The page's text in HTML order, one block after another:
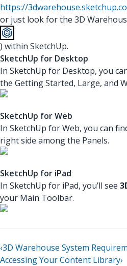
https://
or just look for the 3D
) within SketchUp.
SketchUp for Desktop
In SketchUp for Desktop, you
the Getting Started, Large, and
SketchUp for Web
In SketchUp for Web, you can
right side among the Panels.
SketchUp for iPad
In SketchUp for iPad, you’ll see
your Main Toolbar.
‹3D Warehouse System
Accessing Your Content Library›